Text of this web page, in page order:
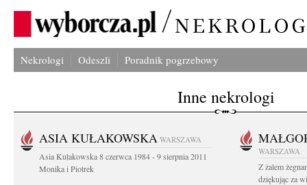
Nekrologi Odeszli Poradnik pogrzebowy
Inne nekrologi
ASIA KUŁAKOWSKA WARSZAWA
Asia Kułakowska 8 czerwca 1984 - 9 sierpnia 2011
Monika i Piotrek
WARSZAWA
Z żalem
dziękując za